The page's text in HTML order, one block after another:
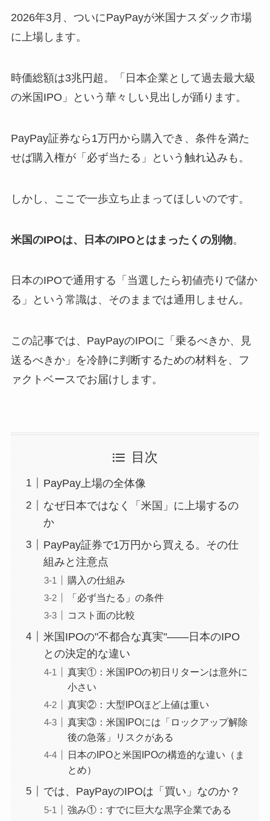
2026年3月、ついにPayPayが米国ナスダック市場
に上場します。
時価総額は3兆円超。「日本企業として過去最大級
の米国IPO」という華々しい見出しが踊ります。
PayPay証券なら1万円から購入でき、条件を満た
せば購入権が「必ず当たる」という触れ込みも。
しかし、ここで一歩立ち止まってほしいのです。
米国のIPOは、日本のIPOとはまったくの別物。
日本のIPOで通用する「当選したら初値売りで儲か
る」という常識は、そのままでは通用しません。
この記事では、PayPayのIPOに「乗るべきか、見
送るべきか」を冷静に判断するための材料を、フ
ァクトベースでお届けします。
目次
PayPay上場の全体像
なぜ日本ではなく「米国」に上場するの
か
PayPay証券で1万円から買える。その仕
組みと注意点
購入の仕組み
「必ず当たる」の条件
コスト面の比較
米国IPOの"不都合な真実"——日本のIPO
との決定的な違い
真実①：米国IPOの初日リターンは意外に
小さい
真実②：大型IPOほど上値は重い
真実③：米国IPOには「ロックアップ解除
後の急落」リスクがある
日本のIPOと米国IPOの構造的な違い（ま
とめ）
では、PayPayのIPOは「買い」なのか？
強み①：すでに巨大な黒字企業である